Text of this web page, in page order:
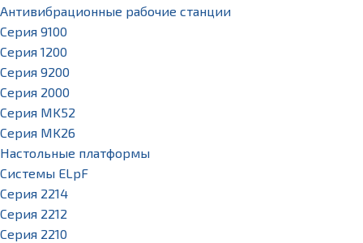
Антивибрационные рабочие станции
Серия 9100
Серия 1200
Серия 9200
Серия 2000
Серия MK52
Серия MK26
Настольные платформы
Системы ELpF
Серия 2214
Серия 2212
Серия 2210